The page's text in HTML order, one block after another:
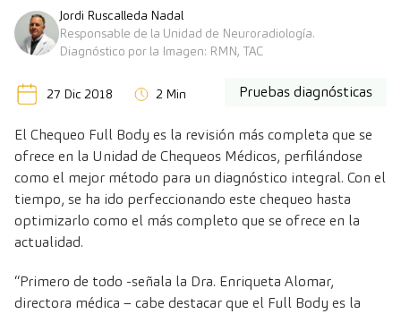
Jordi Ruscalleda Nadal
Responsable de la Unidad de Neuroradiología.
Diagnóstico por la Imagen: RMN, TAC
27 Dic 2018 2 Min Pruebas diagnósticas
El Chequeo Full Body es la revisión más completa que se
ofrece en la Unidad de Chequeos Médicos, perfilándose
como el mejor método para un diagnóstico integral. Con el
tiempo, se ha ido perfeccionando este chequeo hasta
optimizarlo como el más completo que se ofrece en la
actualidad.
“Primero de todo -señala la Dra. Enriqueta Alomar,
directora médica – cabe destacar que el Full Body es la